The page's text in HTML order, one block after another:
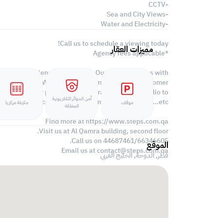
-CCTV
-Sea and City Views
-Water and Electricity
Call us to schedule a viewing today!
*Agency fees applicable
experiences and offers. Our team operates with
market. We are aiming to maximize our customer
business or personal, we operate a wide portfolio to
for offices, shops, residential, warehouses…etc.
Find more at https://www.steps.com.qa
Visit us at Al Qamra building, second floor.
Call us on 44687461/66346605.
Email us atcontact@steps.com.qa
مميزات العقار
موقف
أمن الدوائر التلفزيونية
المغلقة
مكيفة مركزيا
الموقع
قطر, الدوحة,الخليج الغربي